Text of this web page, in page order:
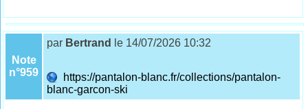
Note
n°959
par Bertrand le 14/07/2026 10:32
https://pantalon-blanc.fr/collections/pantalon-
blanc-garcon-ski